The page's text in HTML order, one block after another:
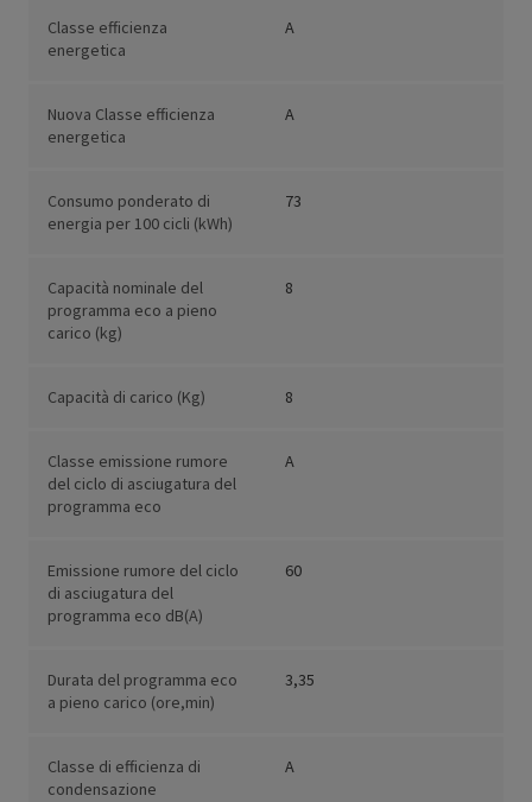
Classe efficienza
energetica
A
Nuova Classe efficienza
energetica
A
Consumo ponderato di
energia per 100 cicli (kWh)
73
Capacità nominale del
programma eco a pieno
carico (kg)
8
Capacità di carico (Kg) 8
Classe emissione rumore
del ciclo di asciugatura del
programma eco
A
Emissione rumore del ciclo
di asciugatura del
programma eco dB(A)
60
Durata del programma eco
a pieno carico (ore,min)
3,35
Classe di efficienza di
condensazione
A